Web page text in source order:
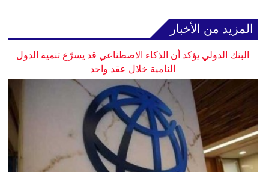
المزيد من الأخبار
البنك الدولي يؤكد أن الذكاء الاصطناعي قد يسرّع تنمية الدول
النامية خلال عقد واحد